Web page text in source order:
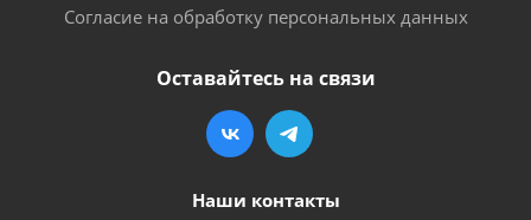
Согласие на обработку персональных данных
Оставайтесь на связи
Наши контакты